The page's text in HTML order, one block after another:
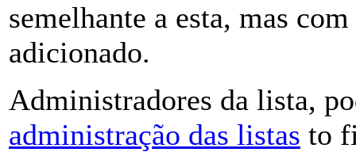
semelhante a esta, mas
adicionado.
Administradores da lista,
administração das listas to